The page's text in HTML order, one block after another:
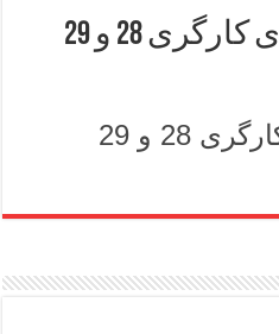
اخبار و گزارش های کارگری 28 و 29
اخباروگزارش های کارگری 28 و 29